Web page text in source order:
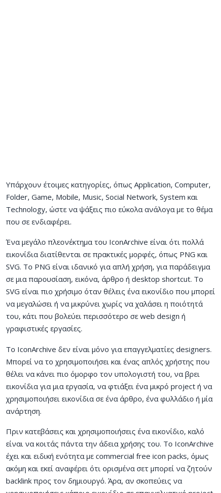
Υπάρχουν έτοιμες κατηγορίες, όπως Application, Computer,
Folder, Game, Mobile, Music, Social Network, System και
Technology, ώστε να ψάξεις πιο εύκολα ανάλογα με το θέμα
που σε ενδιαφέρει.
Ένα μεγάλο πλεονέκτημα του IconArchive είναι ότι πολλά
εικονίδια διατίθενται σε πρακτικές μορφές, όπως PNG και
SVG. Το PNG είναι ιδανικό για απλή χρήση, για παράδειγμα
σε μια παρουσίαση, εικόνα, άρθρο ή desktop shortcut. Το
SVG είναι πιο χρήσιμο όταν θέλεις ένα εικονίδιο που μπορεί
να μεγαλώσει ή να μικρύνει χωρίς να χαλάσει η ποιότητά
του, κάτι που βολεύει περισσότερο σε web design ή
γραφιστικές εργασίες.
Το IconArchive δεν είναι μόνο για επαγγελματίες designers.
Μπορεί να το χρησιμοποιήσει και ένας απλός χρήστης που
θέλει να κάνει πιο όμορφο τον υπολογιστή του, να βρει
εικονίδια για μια εργασία, να φτιάξει ένα μικρό project ή να
χρησιμοποιήσει εικονίδια σε ένα άρθρο, ένα φυλλάδιο ή μία
ανάρτηση.
Πριν κατεβάσεις και χρησιμοποιήσεις ένα εικονίδιο, καλό
είναι να κοιτάς πάντα την άδεια χρήσης του. Το IconArchive
έχει και ειδική ενότητα με commercial free icon packs, όμως
ακόμη και εκεί αναφέρει ότι ορισμένα σετ μπορεί να ζητούν
backlink προς τον δημιουργό. Άρα, αν σκοπεύεις να